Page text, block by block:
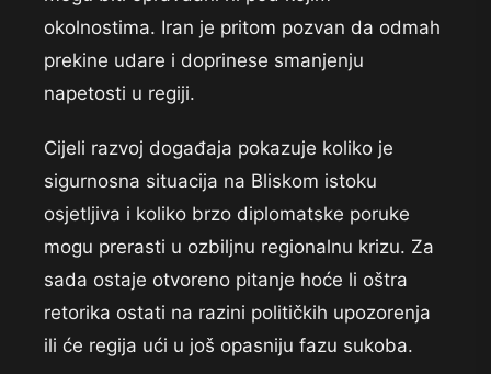
okolnostima. Iran je pritom pozvan da odmah
prekine udare i doprinese smanjenju
napetosti u regiji.
Cijeli razvoj događaja pokazuje koliko je
sigurnosna situacija na Bliskom istoku
osjetljiva i koliko brzo diplomatske poruke
mogu prerasti u ozbiljnu regionalnu krizu. Za
sada ostaje otvoreno pitanje hoće li oštra
retorika ostati na razini političkih upozorenja
ili će regija ući u još opasniju fazu sukoba.